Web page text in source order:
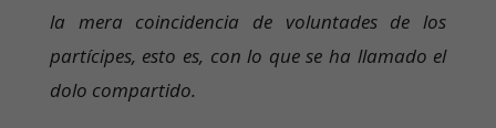
la mera coincidencia de voluntades de los
partícipes, esto es, con lo que se ha llamado el
dolo compartido.